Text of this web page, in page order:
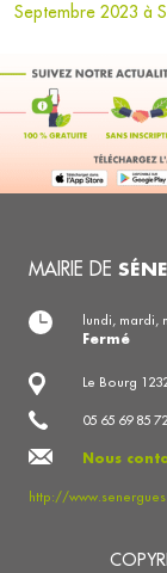
Septembre 2023 à
MAIRIE DE
Le Bourg
05 65 69 85 72
Nous
http://
lundi, mardi,
Fermé